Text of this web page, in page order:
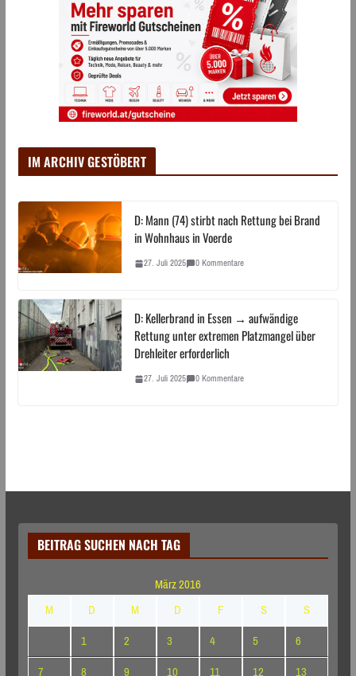
IM ARCHIV GESTÖBERT
D: Mann (74) stirbt nach Rettung bei Brand
in Wohnhaus in Voerde
27. Juli 2025 0 Kommentare
D: Kellerbrand in Essen → aufwändige
Rettung unter extremen Platzmangel über
Drehleiter erforderlich
27. Juli 2025 0 Kommentare
BEITRAG SUCHEN NACH TAG
März 2016
M
D M D F S
S
1
2 3 4 5
6